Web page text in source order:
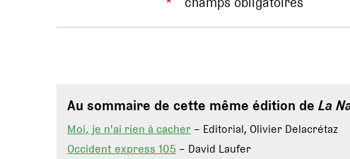
Au sommaire de cette même édition de La
Moi, je n'ai rien à cacher – Editorial, Olivier Delacrétaz
Occident express 105 – David Laufer